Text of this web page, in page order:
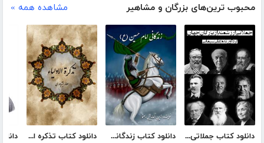
محبوب ترین‌های بزرگان و مشاهیر مشاهده همه »
دانلود کتاب جملاتی ارزشمند از بزرگان جهان دانلود کتاب زندگانی امام حسین (ع) دانلود کتاب تذکره الاولیا